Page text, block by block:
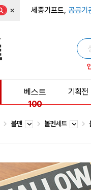
× 세종기프트, 공공기
베스트
100
기획전
볼펜 볼펜세트